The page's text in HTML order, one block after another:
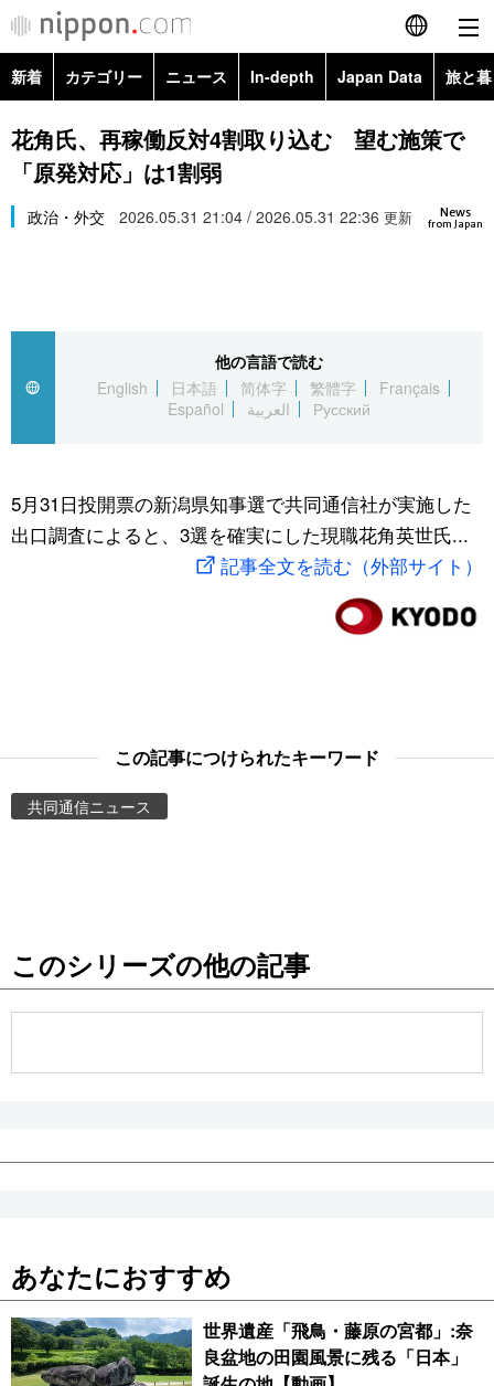
English
简体字
Русский
カテゴリー
経済・ビジネス
国際
文化
トップ
アーカイブ
In-depth
Japan Data
動画/Live
お知らせ
新着 カテゴリー ニュース In-depth Japan Data 旅と
政治・外交
経済・ビジネス
スポーツ・東京2020
Topics
花角氏、再稼働反対4割取り込む 望む施策で
「原発対応」は1割弱
News
from Japan
政治・外交 2026.05.31 21:04 / 2026.05.31 22:36 更新
他の言語で読む
English
日本語 简体字 繁體字
Français
Español
العربية Русский
5月31日投開票の新潟県知事選で共同通信社が実施した
出口調査によると、3選を確実にした現職花角英世氏...
記事全文を読む（外部サイト）
この記事につけられたキーワード
共同通信ニュース
このシリーズの他の記事
あなたにおすすめ
世界遺産「飛鳥・藤原の宮都」:奈
良盆地の田園風景に残る「日本」